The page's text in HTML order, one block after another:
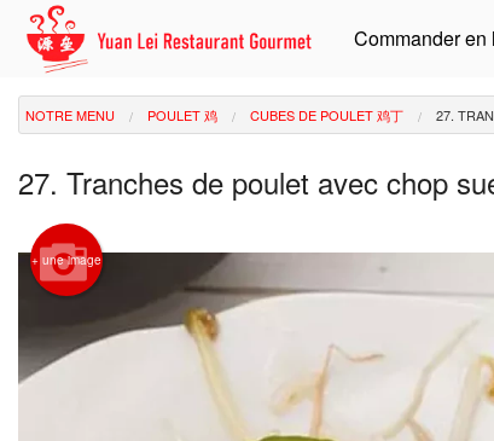
Commander en
NOTRE MENU POULET 鸡 CUBES DE POULET 鸡丁 27.
27. Tranches de poulet avec chop
+ une image